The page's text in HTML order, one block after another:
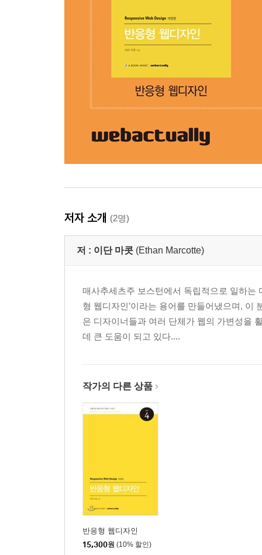
저자 소개 (2명)
저 : 이단 마콧 (Ethan Marcotte)
매사추세츠주 보스턴에서 독립적으로 일하는
형 웹디자인’이라는 용어를 만들어냈으며, 이
은 디자이너들과 여러 단체가 웹의 가변성을
데 큰 도움이 되고 있다....
작가의 다른 상품
반응형 웹디자인
15,300원 (10% 할인)